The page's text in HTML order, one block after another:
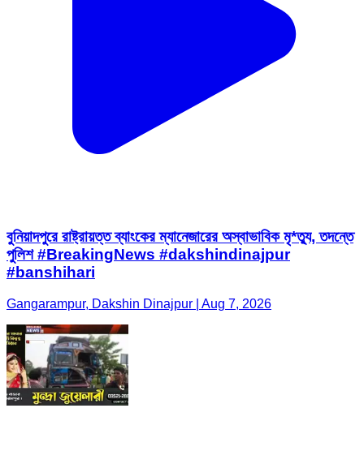
বুনিয়াদপুরে রাষ্ট্রায়ত্ত ব্যাংকের ম্যানেজারের অস্বাভাবিক মৃ*ত্যু, তদন্তে
পুলিশ #BreakingNews #dakshindinajpur
#banshihari
Gangarampur, Dakshin Dinajpur | Aug 7, 2026